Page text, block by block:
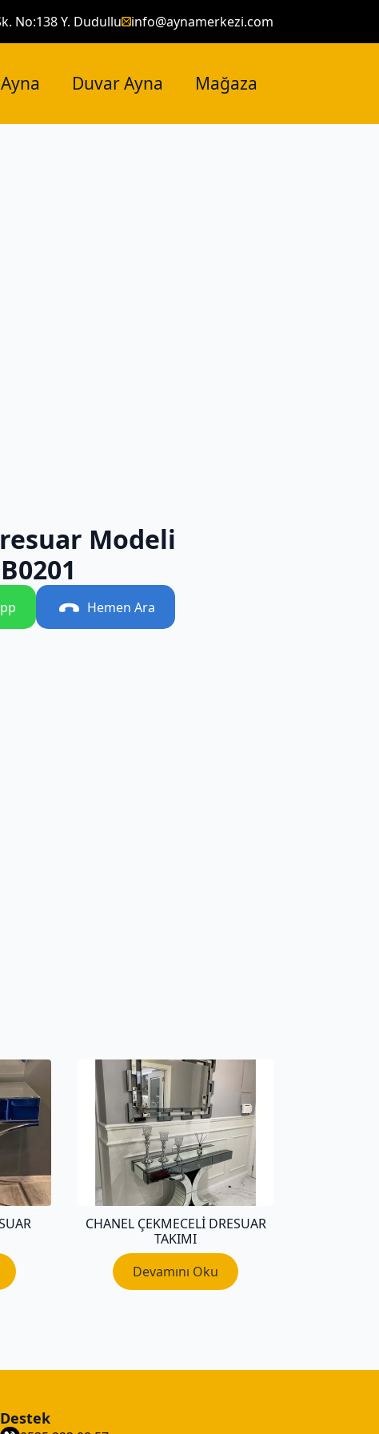
No:138 Y. Dudullu info@aynamerkezi.com
Duvar Ayna Mağaza
Modeli
B0201
Hemen Ara
CHANEL ÇEKMECELI DRESUAR
TAKIMI
Devamını Oku
Destek